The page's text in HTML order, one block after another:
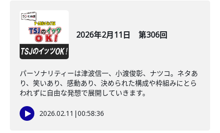
2026年2月11日 第306回
パーソナリティーは津波信一、小渡俊彰、ナツコ。ネタあ
り、笑いあり、感動あり、決められた構成や枠組みにとら
われずに自由な発想で展開していきます。
2026.02.11 |00:58:36